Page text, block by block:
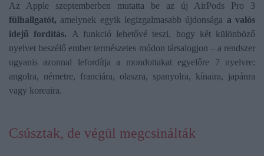
Az Apple szeptemberben mutatta be az új AirPods Pro 3
fülhallgatót, amelynek egyik legizgalmasabb újdonsága a valós
idejű fordítás.
A funkció lehetővé teszi, hogy két különböző
nyelvet beszélő ember természetes módon társalogjon – a rendszer
ugyanis azonnal lefordítja a mondottakat egyelőre 7 nyelvre:
angolra, németre, franciára, olaszra, spanyolra, kínaira, japánra
vagy koreaira.
Csúsztak, de végül megcsinálták